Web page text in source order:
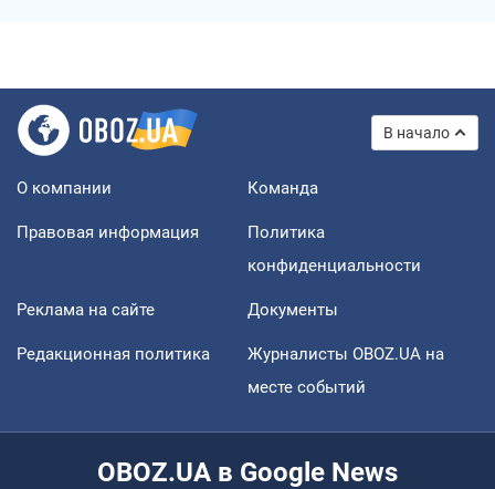
В начало
О компании Команда
Правовая информация
Политика
конфиденциальности
Реклама на сайте Документы
Редакционная политика
Журналисты OBOZ.UA на
месте событий
OBOZ.UA в Google News